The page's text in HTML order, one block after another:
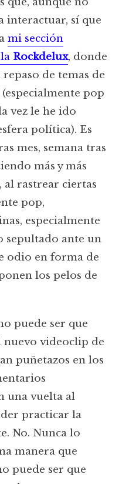
interactuar, sí que
mi sección
Rockdelux, donde
de temas de
pop
vez le he ido
política). Es
mes, semana tras
más y más
al rastrear ciertas
pop,
especialmente
sepultado ante un
odio en forma de
los pelos de
puede ser que
nuevo videoclip de
puñetazos en los
una vuelta al
practicar la
No. Nunca lo
manera que
puede ser que